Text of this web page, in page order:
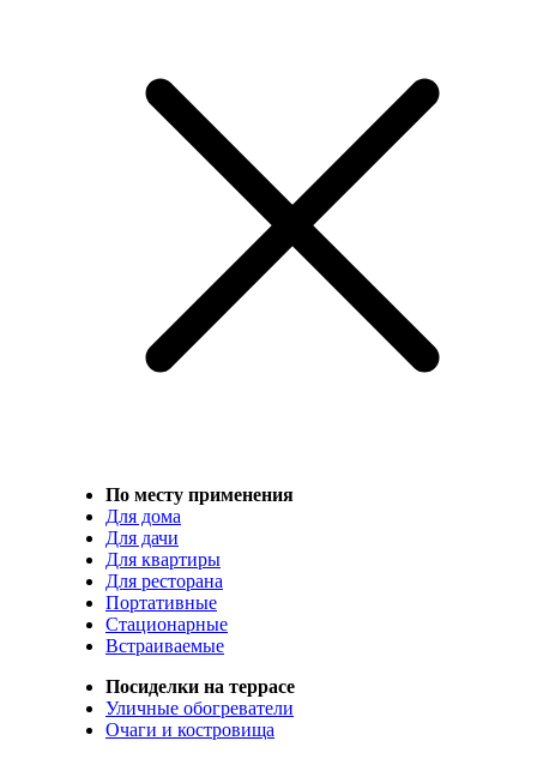
По месту применения
Для дома
Для дачи
Для квартиры
Для ресторана
Портативные
Стационарные
Встраиваемые
Посиделки на террасе
Уличные обогреватели
Очаги и костровища